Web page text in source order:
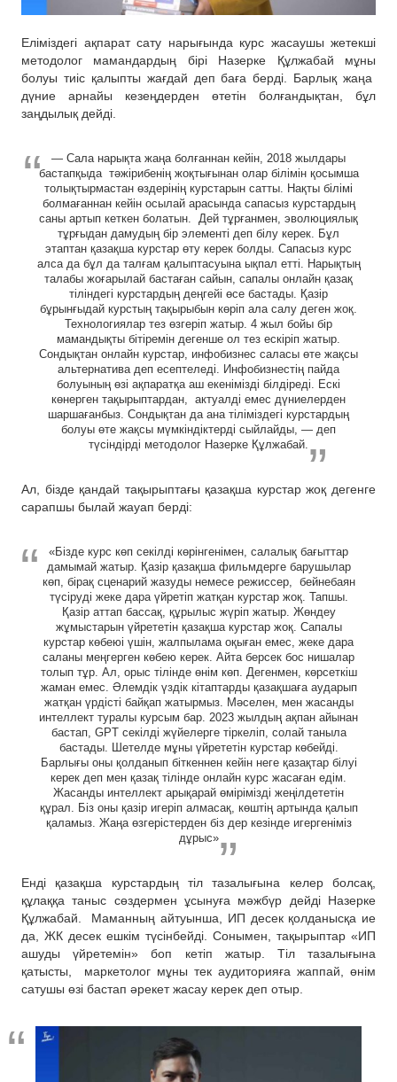
Еліміздегі ақпарат сату нарығында курс жасаушы жетекші
методолог мамандардың бірі Назерке Құлжабай мұны
болуы тиіс қалыпты жағдай деп баға берді. Барлық жаңа
дүние арнайы кезеңдерден өтетін болғандықтан, бұл
заңдылық дейді.
— Сала нарықта жаңа болғаннан кейін, 2018 жылдары
бастапқыда тәжірибенің жоқтығынан олар білімін қосымша
толықтырмастан өздерінің курстарын сатты. Нақты білімі
болмағаннан кейін осылай арасында сапасыз курстардың
саны артып кеткен болатын. Дей тұрғанмен, эволюциялық
тұрғыдан дамудың бір элементі деп білу керек. Бұл
этаптан қазақша курстар өту керек болды. Сапасыз курс
алса да бұл да талғам қалыптасуына ықпал етті. Нарықтың
талабы жоғарылай бастаған сайын, сапалы онлайн қазақ
тіліндегі курстардың деңгейі өсе бастады. Қазір
бұрынғыдай курстың тақырыбын көріп ала салу деген жоқ.
Технологиялар тез өзгеріп жатыр. 4 жыл бойы бір
мамандықты бітіремін дегенше ол тез ескіріп жатыр.
Сондықтан онлайн курстар, инфобизнес саласы өте жақсы
альтернатива деп есептеледі. Инфобизнестің пайда
болуының өзі ақпаратқа аш екенімізді білдіреді. Ескі
көнерген тақырыптардан, актуалді емес дүниелерден
шаршағанбыз. Сондықтан да ана тіліміздегі курстардың
болуы өте жақсы мүмкіндіктерді сыйлайды, — деп
түсіндірді методолог Назерке Құлжабай.
Ал, бізде қандай тақырыптағы қазақша курстар жоқ дегенге
сарапшы былай жауап берді:
«Бізде курс көп секілді көрінгенімен, салалық бағыттар
дамымай жатыр. Қазір қазақша фильмдерге барушылар
көп, бірақ сценарий жазуды немесе режиссер, бейнебаян
түсіруді жеке дара үйретіп жатқан курстар жоқ. Тапшы.
Қазір аттап бассақ, құрылыс жүріп жатыр. Жөндеу
жұмыстарын үйрететін қазақша курстар жоқ. Сапалы
курстар көбеюі үшін, жалпылама оқыған емес, жеке дара
саланы меңгерген көбею керек. Айта берсек бос нишалар
толып тұр. Ал, орыс тілінде өнім көп. Дегенмен, көрсеткіш
жаман емес. Әлемдік үздік кітаптарды қазақшаға аударып
жатқан үрдісті байқап жатырмыз. Мәселен, мен жасанды
интеллект туралы курсым бар. 2023 жылдың ақпан айынан
бастап, GPT секілді жүйелерге тіркеліп, солай таныла
бастады. Шетелде мұны үйрететін курстар көбейді.
Барлығы оны қолданып біткеннен кейін неге қазақтар білуі
керек деп мен қазақ тілінде онлайн курс жасаған едім.
Жасанды интеллект арықарай өмірімізді жеңілдететін
құрал. Біз оны қазір игеріп алмасақ, көштің артында қалып
қаламыз. Жаңа өзгерістерден біз дер кезінде игергеніміз
дұрыс»
Енді қазақша курстардың тіл тазалығына келер болсақ,
құлаққа таныс сөздермен ұсынуға мәжбүр дейді Назерке
Құлжабай. Маманның айтуынша, ИП десек қолданысқа ие
да, ЖК десек ешкім түсінбейді. Сонымен, тақырыптар «ИП
ашуды үйретемін» боп кетіп жатыр. Тіл тазалығына
қатысты, маркетолог мұны тек аудиторияға жаппай, өнім
сатушы өзі бастап әрекет жасау керек деп отыр.